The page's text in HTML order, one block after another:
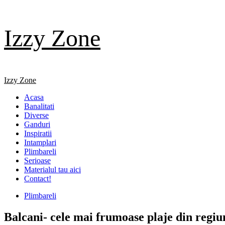
content
Izzy Zone
Primary
Izzy Zone
Acasa
Banalitati
Diverse
Ganduri
Inspiratii
Intamplari
Plimbareli
Serioase
Materialul tau aici
Contact!
Plimbareli
Balcani- cele mai frumoase plaje din